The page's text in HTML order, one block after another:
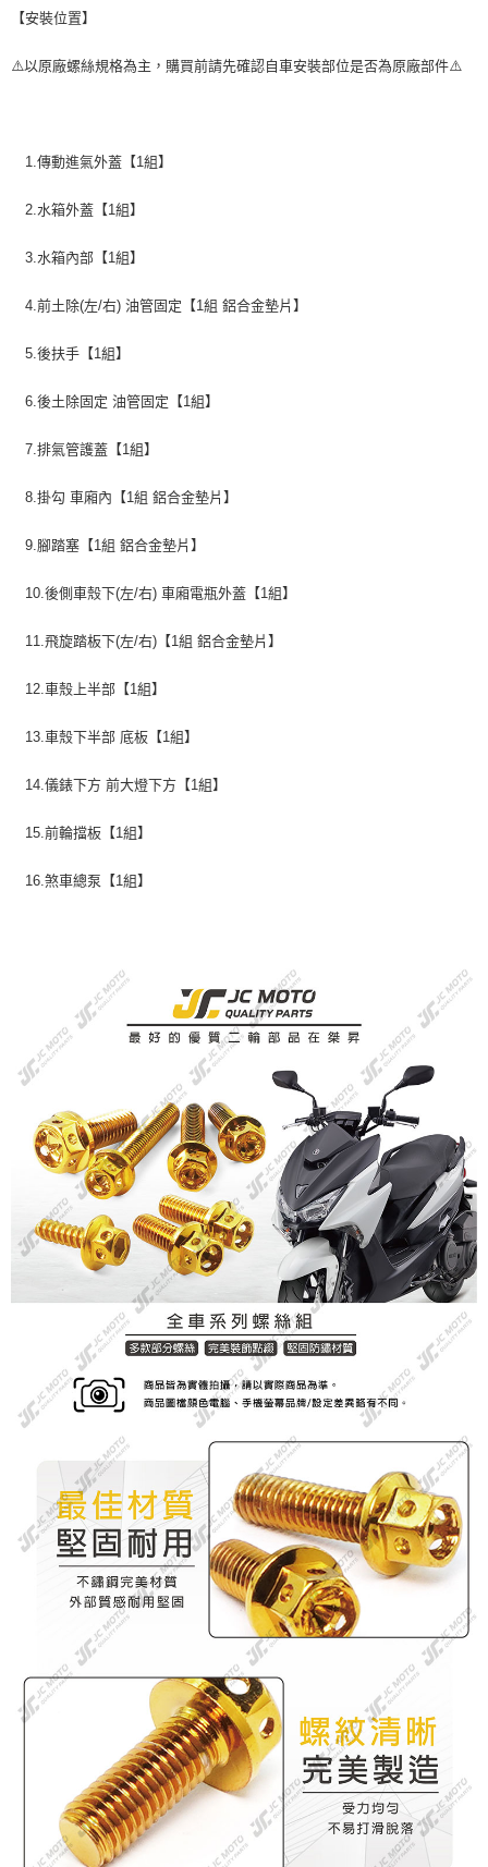
【安裝位置】
⚠️以原廠螺絲規格為主，購買前請先確認自車安裝部位是否為原廠部件⚠️
1.傳動進氣外蓋【1組】
2.水箱外蓋【1組】
3.水箱內部【1組】
4.前土除(左/右) 油管固定【1組 鋁合金墊片】
5.後扶手【1組】
6.後土除固定 油管固定【1組】
7.排氣管護蓋【1組】
8.掛勾 車廂內【1組 鋁合金墊片】
9.腳踏塞【1組 鋁合金墊片】
10.後側車殼下(左/右) 車廂電瓶外蓋【1組】
11.飛旋踏板下(左/右)【1組 鋁合金墊片】
12.車殼上半部【1組】
13.車殼下半部 底板【1組】
14.儀錶下方 前大燈下方【1組】
15.前輪擋板【1組】
16.煞車總泵【1組】